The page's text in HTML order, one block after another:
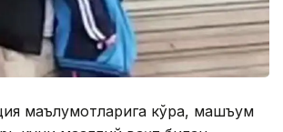
маълумотларига кўра, машъум